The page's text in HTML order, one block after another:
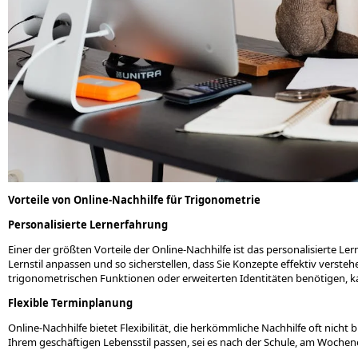
Vorteile von Online-Nachhilfe für Trigonometrie
Personalisierte Lernerfahrung
Einer der größten Vorteile der Online-Nachhilfe ist das personalisierte
Lernstil anpassen und so sicherstellen, dass Sie Konzepte effektiv
trigonometrischen Funktionen oder erweiterten Identitäten benötigen,
Flexible Terminplanung
Online-Nachhilfe bietet Flexibilität, die herkömmliche Nachhilfe oft nicht
Ihrem geschäftigen Lebensstil passen, sei es nach der Schule, am